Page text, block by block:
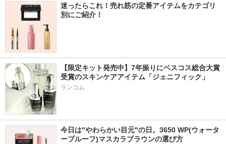
迷ったらこれ！売れ筋の定番アイテムをカテゴリ
別にご紹介！
【限定キット発売中】7年振りにベスコス総合大賞
受賞のスキンケアアイテム「ジェニフィック」
ランコム
今日は"やわらかい目元"の日。3650 WP(ウォータ
ープルーフ)マスカラブラウンの選び方